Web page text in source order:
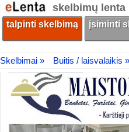
skelbimų lenta
talpinti skelbimą įsiminti
Skelbimai » Buitis / laisvalaikis »